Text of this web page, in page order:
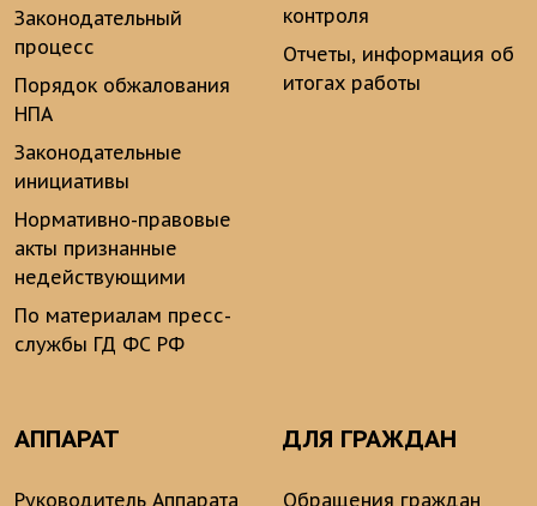
Законодательный
процесс
Порядок обжалования
НПА
Законодательные
инициативы
Нормативно-правовые
акты признанные
недействующими
По материалам пресс-
службы ГД ФС РФ
контроля
Отчеты, информация об
итогах работы
АППАРАТ
Руководитель Аппарата
ДЛЯ ГРАЖДАН
Обращения граждан